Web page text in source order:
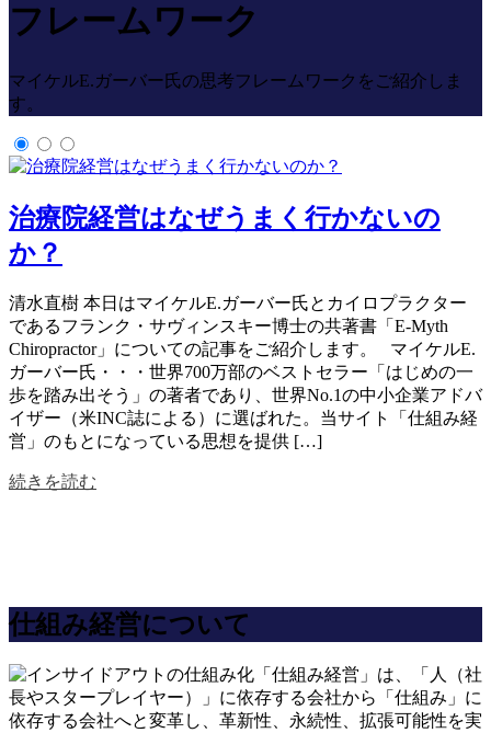
フレームワーク
マイケルE.ガーバー氏の思考フレームワークをご紹介しま
す。
治療院経営はなぜうまく行かないの
か？
清水直樹 本日はマイケルE.ガーバー氏とカイロプラクター
であるフランク・サヴィンスキー博士の共著書「E-Myth
Chiropractor」についての記事をご紹介します。 マイケルE.
ガーバー氏・・・世界700万部のベストセラー「はじめの一
歩を踏み出そう」の著者であり、世界No.1の中小企業アドバ
イザー（米INC誌による）に選ばれた。当サイト「仕組み経
営」のもとになっている思想を提供 […]
続きを読む
仕組み経営について
「仕組み経営」は、「人（社
長やスタープレイヤー）」に依存する会社から「仕組み」に
依存する会社へと変革し、革新性、永続性、拡張可能性を実